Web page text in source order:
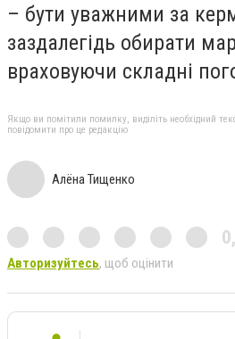
– бути уважними за
заздалегідь обирати
враховуючи складні
Якщо ви помітили помилку, виділіть необхідний
повідомити про це редакцію
Алёна Тищенко
Авторизуйтесь, щоб оцінити